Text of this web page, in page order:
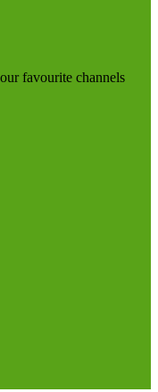
favourite channels